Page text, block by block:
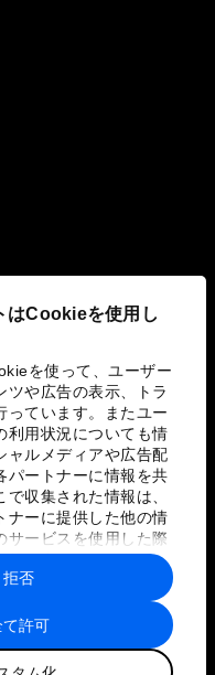
はCookieを使用し
を使って、ユーザー
ツや広告の表示、トラ
っています。またユー
利用状況についても情
ャルメディアや広告配
パートナーに情報を共
収集された情報は、
ナーに提供した他の情
サービスを使用した際
組み合わされ、各パー
れることがありま
て許可
拒否
と利用規約
プ